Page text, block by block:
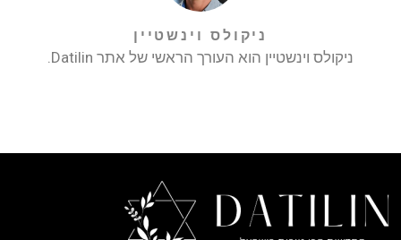
ניקולס וינשטיין
ניקולס וינשטיין הוא העורך הראשי של אתר Datilin.